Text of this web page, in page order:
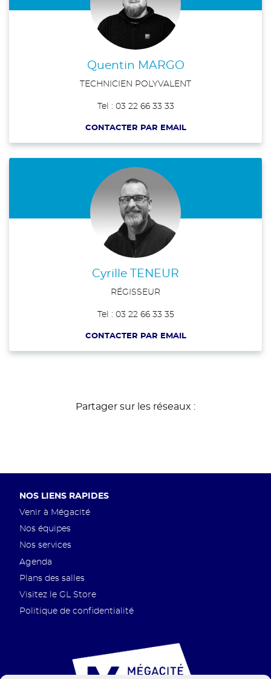
Quentin MARGO
TECHNICIEN POLYVALENT
Tel : 03 22 66 33 33
CONTACTER PAR EMAIL
Cyrille TENEUR
RÉGISSEUR
Tel : 03 22 66 33 35
CONTACTER PAR EMAIL
Partager sur les réseaux :
Pied
page
NOS LIENS RAPIDES
Venir à Mégacité
Nos équipes
Nos services
Agenda
Plans des salles
Visitez le GL Store
Politique de confidentialité